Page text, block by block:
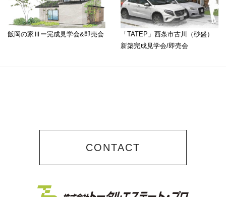
飯岡の家Ⅲー完成見学会&即売会
「TATEP」西条市古川（砂盛）
新築完成見学会/即売会
CONTACT